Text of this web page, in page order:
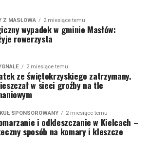
Z MASŁOWA 2 miesiące temu
wypadek w gminie Masłów:
rowerzysta
2 miesiące temu
ze świętokrzyskiego zatrzymany.
w sieci groźby na tle
SPONSOROWANY 2 miesiące temu
i odkleszczanie w Kielcach –
sposób na komary i kleszcze